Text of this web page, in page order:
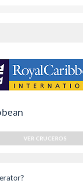
VER CRUCEROS